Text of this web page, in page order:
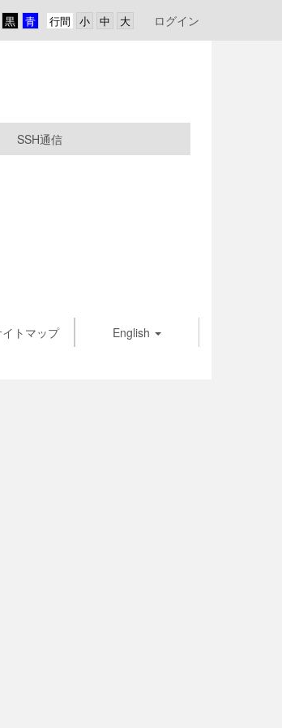
行間 ログイン
SSH通信
トマップ English